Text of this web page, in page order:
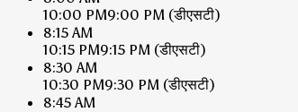
10:00 PM9:00 PM (डीएसटी)
8:15 AM
10:15 PM9:15 PM (डीएसटी)
8:30 AM
10:30 PM9:30 PM (डीएसटी)
8:45 AM